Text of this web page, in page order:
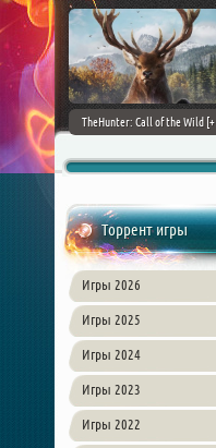
(2017)
TheHunter: Call of the Wild [+
Торрент игры
Игры 2026
Игры 2025
Игры 2024
Игры 2023
Игры 2022